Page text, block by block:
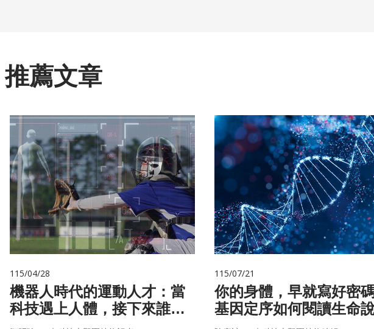
推薦文章
115/04/28
機器人時代的運動人才：當
科技遇上人體，接下來誰來
接手？
115/07/21
你的身體，早就寫好密
基因定序如何閱讀生命
書